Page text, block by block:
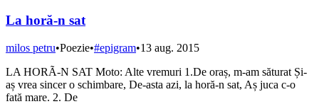
La horă-n sat
milos petru•Poezie•#epigram•13 aug. 2015
LA HORÃ-N SAT Moto: Alte vremuri 1.De oraș, m-am săturat Și-
aș vrea sincer o schimbare, De-asta azi, la horă-n sat, Aș juca c-o
fată mare. 2. De